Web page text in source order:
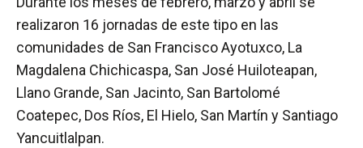
realizaron 16 jornadas de este tipo en las
comunidades de San Francisco Ayotuxco, La
Magdalena Chichicaspa, San José Huiloteapan,
Llano Grande, San Jacinto, San Bartolomé
Coatepec, Dos Ríos, El Hielo, San Martín y Santiago
Yancuitlalpan.